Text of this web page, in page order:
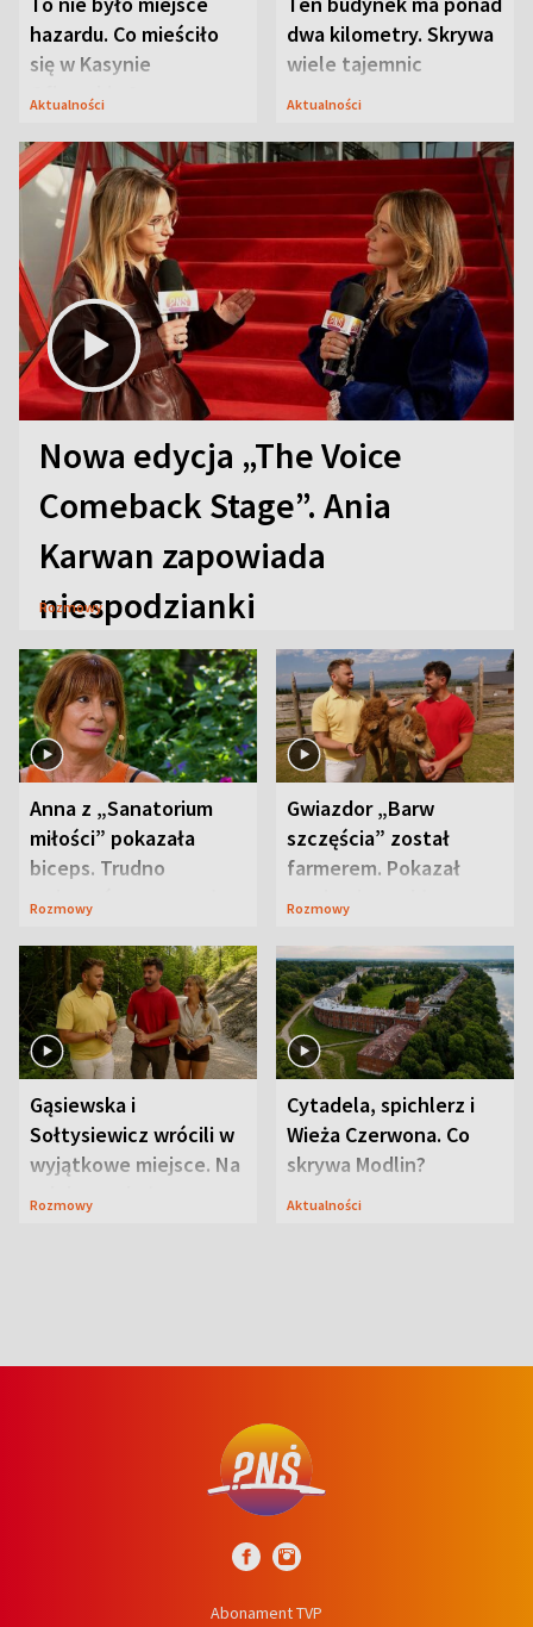
hazardu. Co mieściło
się w Kasynie
Oficerskim?
Aktualności
dwa kilometry. Skrywa
wiele tajemnic
Aktualności
Nowa edycja „The Voice
Comeback Stage”. Ania
Karwan zapowiada
niespodzianki
Rozmowy
Anna z „Sanatorium
miłości” pokazała
biceps. Trudno
uwierzyć, co przeszła
Rozmowy
Gwiazdor „Barw
szczęścia” został
farmerem. Pokazał
swoje niezwykłe
Rozmowy
Gąsiewska i
Sołtysiewicz wrócili w
wyjątkowe miejsce. Na
szlaku czekał
Rozmowy
Cytadela, spichlerz i
Wieża Czerwona. Co
skrywa Modlin?
Aktualności
Abonament TVP